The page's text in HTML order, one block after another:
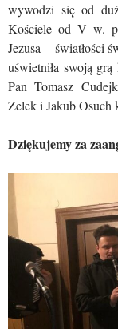
wywodzi się od
Kościele od V w.
Jezusa – światłości
uświetniła swoją
Pan Tomasz
Zelek i Jakub Osuch
Dziękujemy za